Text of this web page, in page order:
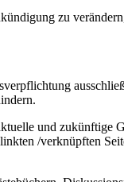
zu
und zukünftige
/verknüpften